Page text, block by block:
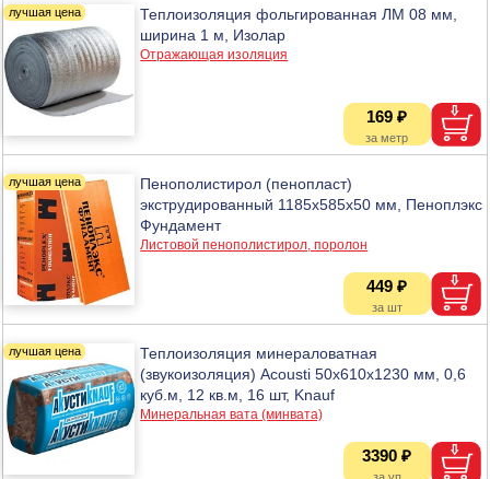
Теплоизоляция фольгированная ЛМ 08 мм,
ширина 1 м, Изолар
Отражающая изоляция
169 ₽
Пенополистирол (пенопласт)
экструдированный 1185х585х50 мм, Пеноплэкс
Фундамент
Листовой пенополистирол, поролон
449 ₽
Теплоизоляция минераловатная
(звукоизоляция) Acousti 50х610х1230 мм, 0,6
куб.м, 12 кв.м, 16 шт, Knauf
Минеральная вата (минвата)
3390 ₽